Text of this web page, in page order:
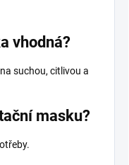
vhodná?
suchou, citlivou a
masku?